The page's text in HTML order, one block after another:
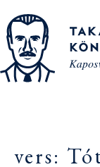
vers: